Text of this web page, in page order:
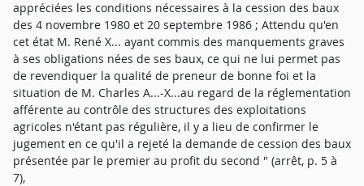
appréciées les conditions nécessaires à la cession des baux
des 4 novembre 1980 et 20 septembre 1986 ; Attendu qu'en
cet état M. René X... ayant commis des manquements graves
à ses obligations nées de ses baux, ce qui ne lui permet pas
de revendiquer la qualité de preneur de bonne foi et la
situation de M. Charles A...-X...au regard de la réglementation
afférente au contrôle des structures des exploitations
agricoles n'étant pas régulière, il y a lieu de confirmer le
jugement en ce qu'il a rejeté la demande de cession des baux
présentée par le premier au profit du second " (arrêt, p. 5 à
7),